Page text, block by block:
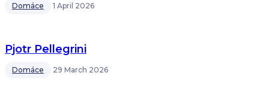
Domáce 1 April 2026
Pjotr Pellegrini
Domáce 29 March 2026